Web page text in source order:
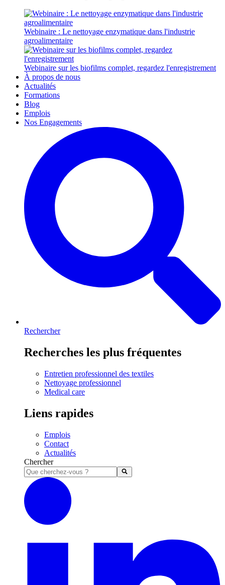
Webinaire : Le nettoyage enzymatique dans l'industrie
agroalimentaire
Webinaire sur les biofilms complet, regardez l'enregistrement
À propos de nous
Actualités
Formations
Blog
Emplois
Nos Engagements
Rechercher
Recherches les plus fréquentes
Entretien professionnel des textiles
Nettoyage professionnel
Medical care
Liens rapides
Emplois
Contact
Actualités
Chercher